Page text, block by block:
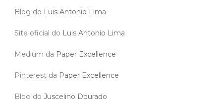
Blog do Luis Antonio Lima
Site oficial do Luis Antonio Lima
Medium da Paper Excellence
Pinterest da Paper Excellence
Blog do Juscelino Dourado